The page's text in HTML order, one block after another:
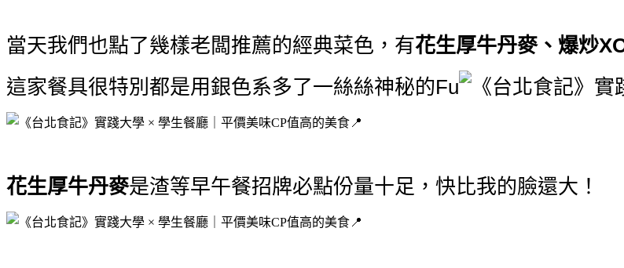
當天我們也點了幾樣老闆推薦的經典菜色，有花生厚牛丹麥、爆炒
這家餐具很特別都是用銀色系多了一絲絲神秘的Fu
花生厚牛丹麥是渣等早午餐招牌必點份量十足，快比我的臉還大！